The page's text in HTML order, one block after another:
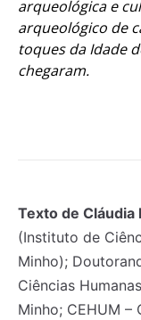
arqueológica e
arqueológico de
toques da Idade
chegaram.
Texto de Cláudia
(Instituto de
Minho);
Ciências
Minho; CEHUM